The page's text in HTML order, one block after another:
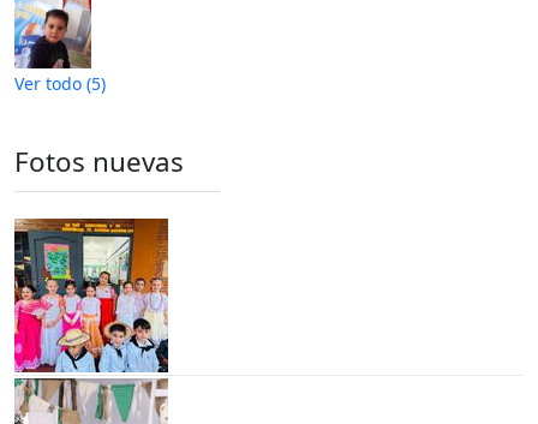
Ver todo (5)
Fotos nuevas